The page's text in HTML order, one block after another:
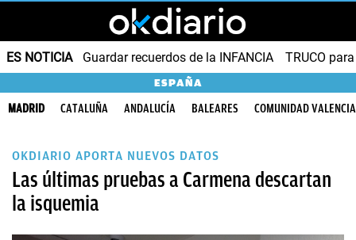
ES NOTICIA Guardar recuerdos de la INFANCIA TRUCO
ESPAÑA
MADRID CATALUÑA ANDALUCÍA BALEARES COMUNIDAD
OKDIARIO APORTA NUEVOS DATOS
Las últimas pruebas a Carmena descartan
la isquemia